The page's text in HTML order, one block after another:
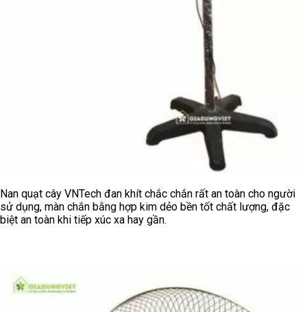
Nan quạt cây VNTech đan khít chắc chắn rất an toàn cho người
sử dụng, màn chắn bằng hợp kim dẻo bền tốt chất lượng, đặc
biệt an toàn khi tiếp xúc xa hay gần.